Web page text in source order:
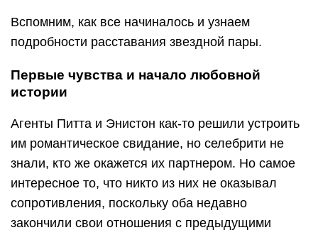
Вспомним, как все начиналось и узнаем
подробности расставания звездной пары.
Первые чувства и начало любовной
истории
Агенты Питта и Энистон как-то решили устроить
им романтическое свидание, но селебрити не
знали, кто же окажется их партнером. Но самое
интересное то, что никто из них не оказывал
сопротивления, поскольку оба недавно
закончили свои отношения с предыдущими